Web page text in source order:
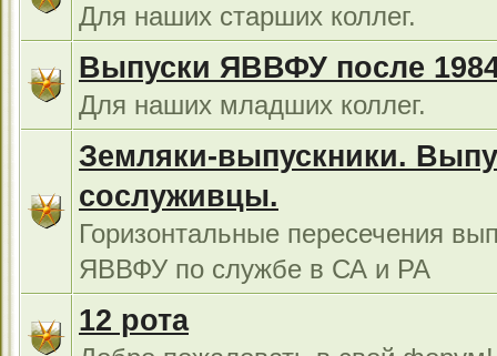
Для наших старших коллег.
Выпуски ЯВВФУ после
Для наших младших коллег.
Земляки-выпускники.
сослуживцы.
Горизонтальные пересечения
ЯВВФУ по службе в СА и РА
12 рота